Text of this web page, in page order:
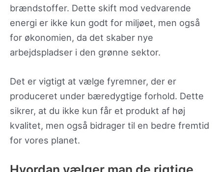
brændstoffer. Dette skift mod vedvarende
energi er ikke kun godt for miljøet, men også
for økonomien, da det skaber nye
arbejdspladser i den grønne sektor.
Det er vigtigt at vælge fyremner, der er
produceret under bæredygtige forhold. Dette
sikrer, at du ikke kun får et produkt af høj
kvalitet, men også bidrager til en bedre fremtid
for vores planet.